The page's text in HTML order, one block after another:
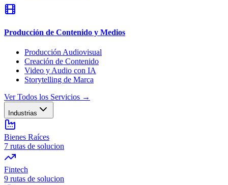
Producción de Contenido y Medios
Producción Audiovisual
Creación de Contenido
Video y Audio con IA
Storytelling de Marca
Ver Todos los Servicios →
Industrias
Bienes Raíces
7 rutas de solucion
Fintech
9 rutas de solucion